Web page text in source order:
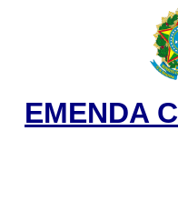
EMENDA